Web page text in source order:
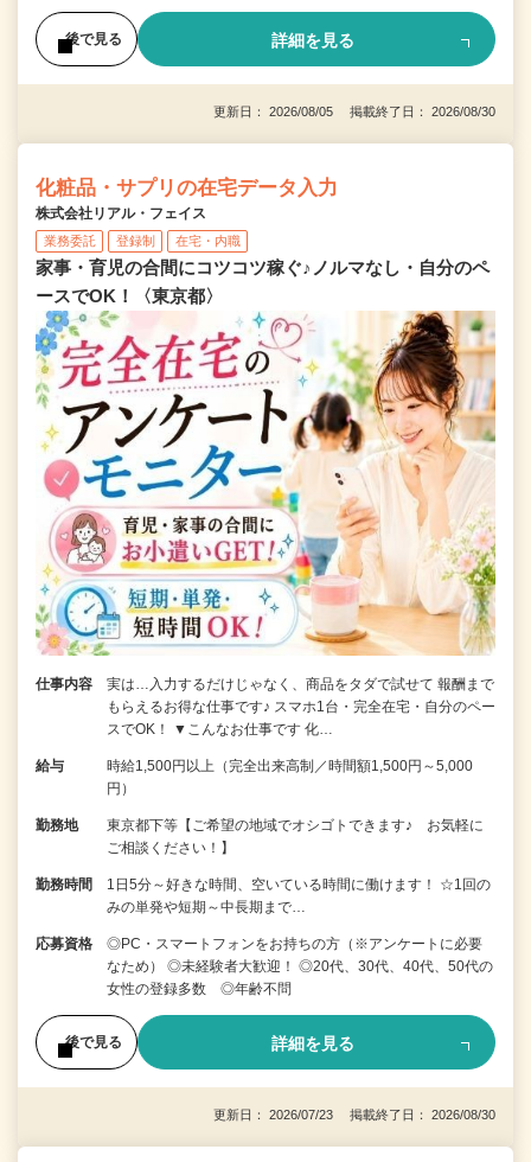
後で見る 詳細を見る
更新日： 2026/08/05 掲載終了日： 2026/08/30
化粧品・サプリの在宅データ入力
株式会社リアル・フェイス
業務委託 登録制 在宅・内職
家事・育児の合間にコツコツ稼ぐ♪ノルマなし・自分のペ
ースでOK！〈東京都〉
仕事内容
実は…入力するだけじゃなく、商品をタダで試せて 報酬まで
もらえるお得な仕事です♪ スマホ1台・完全在宅・自分のペー
スでOK！ ▼こんなお仕事です 化…
給与
時給1,500円以上（完全出来高制／時間額1,500円～5,000
円）
勤務地
東京都下等【ご希望の地域でオシゴトできます♪ お気軽に
ご相談ください！】
勤務時間
1日5分～好きな時間、空いている時間に働けます！ ☆1回の
みの単発や短期～中長期まで…
応募資格
◎PC・スマートフォンをお持ちの方（※アンケートに必要
なため） ◎未経験者大歓迎！ ◎20代、30代、40代、50代の
女性の登録多数 ◎年齢不問
後で見る 詳細を見る
更新日： 2026/07/23 掲載終了日： 2026/08/30